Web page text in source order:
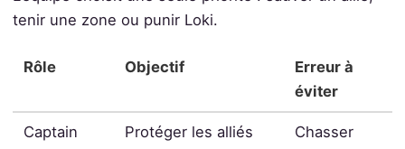
tenir une zone ou punir Loki.
Rôle Objectif
Erreur à
éviter
Captain
Protéger les alliés
Chasser